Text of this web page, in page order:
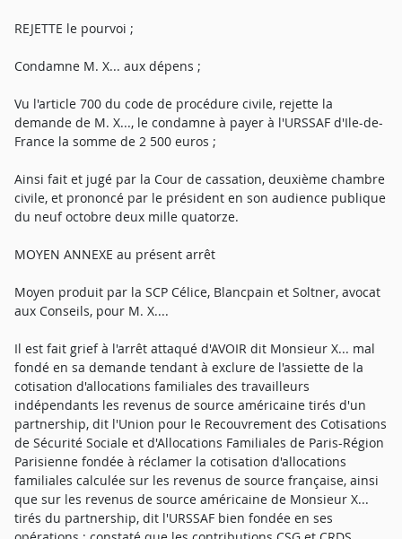
REJETTE le pourvoi ;
Condamne M. X... aux dépens ;
Vu l'article 700 du code de procédure civile, rejette la
demande de M. X..., le condamne à payer à l'URSSAF d'Ile-de-
France la somme de 2 500 euros ;
Ainsi fait et jugé par la Cour de cassation, deuxième chambre
civile, et prononcé par le président en son audience publique
du neuf octobre deux mille quatorze.
MOYEN ANNEXE au présent arrêt
Moyen produit par la SCP Célice, Blancpain et Soltner, avocat
aux Conseils, pour M. X....
Il est fait grief à l'arrêt attaqué d'AVOIR dit Monsieur X... mal
fondé en sa demande tendant à exclure de l'assiette de la
cotisation d'allocations familiales des travailleurs
indépendants les revenus de source américaine tirés d'un
partnership, dit l'Union pour le Recouvrement des Cotisations
de Sécurité Sociale et d'Allocations Familiales de Paris-Région
Parisienne fondée à réclamer la cotisation d'allocations
familiales calculée sur les revenus de source française, ainsi
que sur les revenus de source américaine de Monsieur X...
tirés du partnership, dit l'URSSAF bien fondée en ses